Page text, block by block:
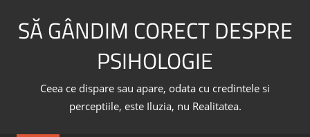
SĂ GÂNDIM CORECT DESPRE
PSIHOLOGIE
Ceea ce dispare sau apare, odata cu credintele si
perceptiile, este Iluzia, nu Realitatea.